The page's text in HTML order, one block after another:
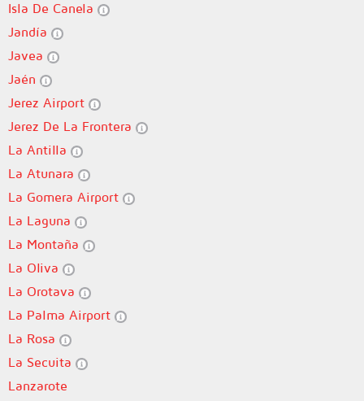
Isla De Canela
Jandía
Javea
Jaén
Jerez Airport
Jerez De La Frontera
La Antilla
La Atunara
La Gomera Airport
La Laguna
La Montaña
La Oliva
La Orotava
La Palma Airport
La Rosa
La Secuita
Lanzarote